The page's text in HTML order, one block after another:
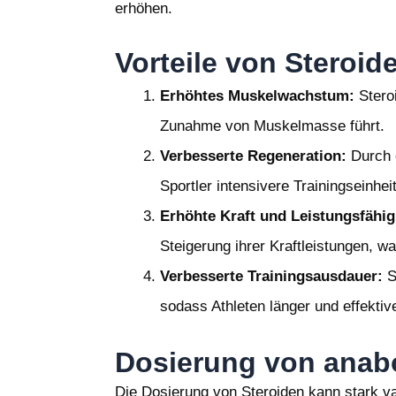
erhöhen.
Vorteile von
Erhöhtes Muskelwachstum:
Zunahme von Muskelmasse führt.
Verbesserte Regeneration:
Sportler intensivere
Erhöhte Kraft und
Steigerung ihrer Kraftleistungen,
Verbesserte Trainingsausdauer:
sodass Athleten länger und
Dosierung von
Die Dosierung von Steroiden kann stark